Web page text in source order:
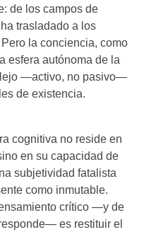
de los campos de
trasladado a los
la conciencia, como
esfera autónoma de la
—activo, no pasivo—
de existencia.
cognitiva no reside en
en su capacidad de
subjetividad fatalista
como inmutable.
crítico —y de
es restituir el